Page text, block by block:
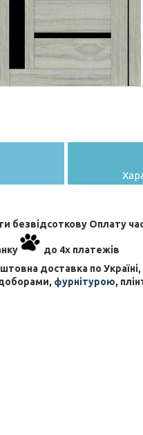
безвідсоткову Оплату
до 4х платежів
доставка по
фурнітурою,